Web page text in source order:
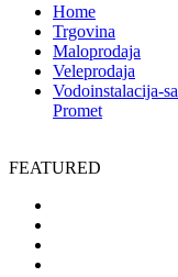
Home
Trgovina
Maloprodaja
Veleprodaja
Vodoinstalacija-
Promet
FEATURED